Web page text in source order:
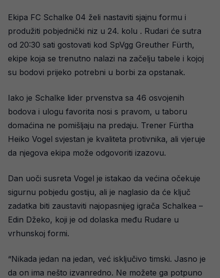
Ekipa FC Schalke 04 želi nastaviti sjajnu formu i
produžiti pobjednički niz u 24. kolu . Rudari će sutra
od 20:30 sati gostovati kod SpVgg Greuther Fürth,
ekipe koja se trenutno nalazi na začelju tabele i kojoj
su bodovi prijeko potrebni u borbi za opstanak.
Iako je Schalke lider prvenstva sa 46 osvojenih
bodova i ulogu favorita nosi s pravom, u taboru
domaćina ne pomišljaju na predaju. Trener Fürtha
Heiko Vogel svjestan je kvaliteta protivnika, ali vjeruje
da njegova ekipa može odgovoriti izazovu.
Dan uoči susreta Vogel je istakao da većina očekuje
sigurnu pobjedu gostiju, ali je naglasio da će ključ
zadatka biti zaustaviti najopasnijeg igrača Schalkea –
Edin Džeko, koji je od dolaska među Rudare u
vrhunskoj formi.
“Nikada jedan na jedan, već isključivo timski. Jasno je
da on ima nešto izvanredno. Ne možete ga potpuno